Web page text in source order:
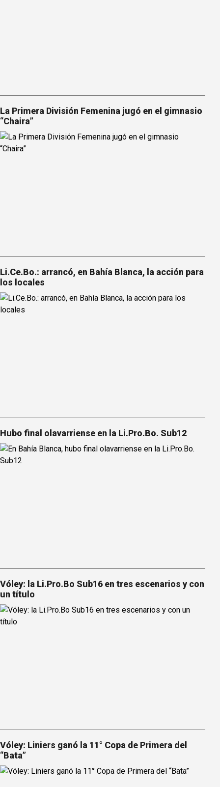
La Primera División Femenina jugó en el gimnasio
“Chaira”
Li.Ce.Bo.: arrancó, en Bahía Blanca, la acción para
los locales
Hubo final olavarriense en la Li.Pro.Bo. Sub12
Vóley: la Li.Pro.Bo Sub16 en tres escenarios y con
un título
Vóley: Liniers ganó la 11° Copa de Primera del
“Bata”